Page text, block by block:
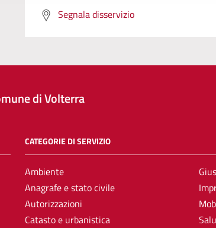
Segnala disservizio
di Volterra
CATEGORIE DI SERVIZIO
Ambiente
Anagrafe e stato civile
Autorizzazioni
Catasto e urbanistica